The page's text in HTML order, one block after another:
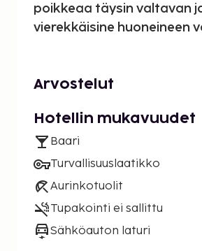
poikkeaa täysin valtavan
vierekkäisine huoneineen
Arvostelut
Hotellin mukavuudet
Baari
Turvallisuuslaatikko
Aurinkotuolit
Tupakointi ei sallittu
Sähköauton laturi